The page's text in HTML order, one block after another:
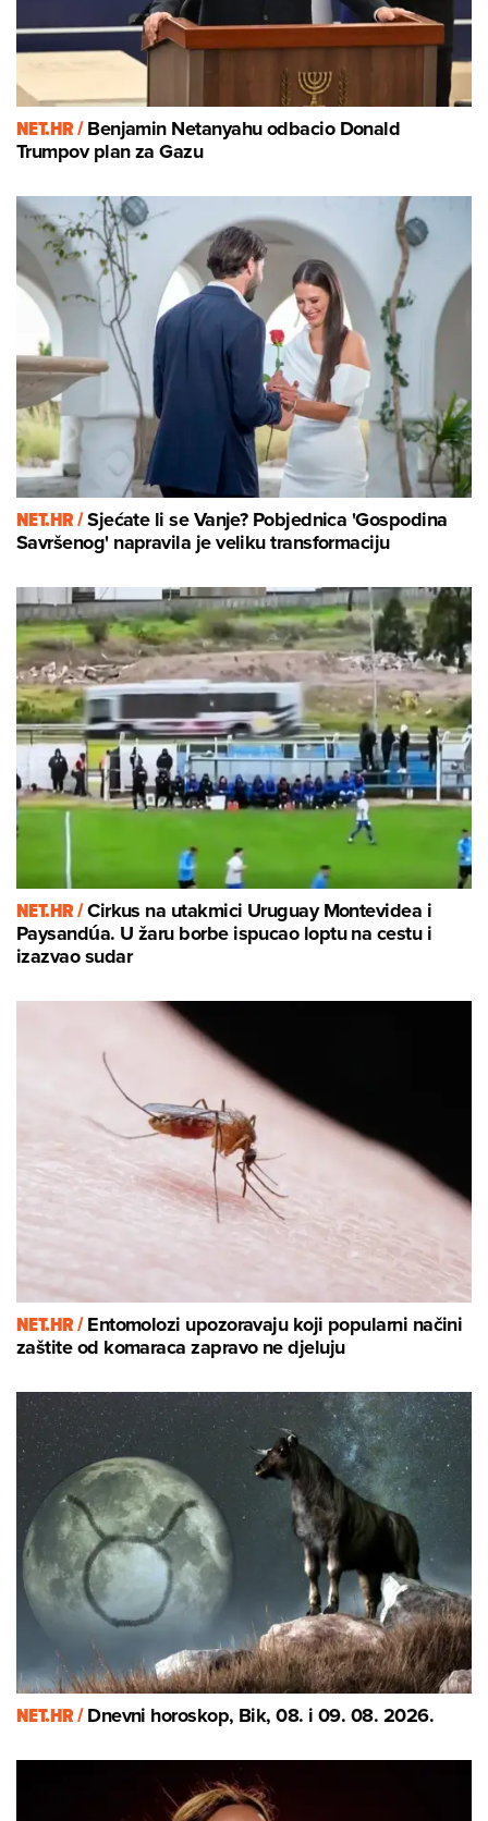
NET.HR /Benjamin Netanyahu odbacio Donald
Trumpov plan za Gazu
NET.HR /Sjećate li se Vanje? Pobjednica 'Gospodina
Savršenog' napravila je veliku transformaciju
NET.HR /Cirkus na utakmici Uruguay Montevidea i
Paysandúa. U žaru borbe ispucao loptu na cestu i
izazvao sudar
NET.HR /Entomolozi upozoravaju koji popularni načini
zaštite od komaraca zapravo ne djeluju
NET.HR /Dnevni horoskop, Bik, 08. i 09. 08. 2026.